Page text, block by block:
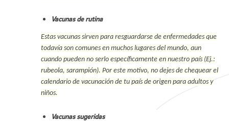
Vacunas de rutina
Estas vacunas sirven para resguardarse de enfermedades que
todavía son comunes en muchos lugares del mundo, aun
cuando pueden no serlo específicamente en nuestro país (Ej.:
rubeola, sarampión). Por este motivo, no dejes de chequear el
calendario de vacunación de tu país de origen para adultos y
niños.
Vacunas sugeridas